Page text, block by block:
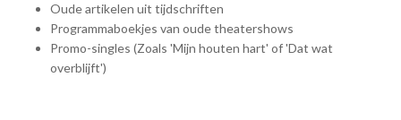
Oude artikelen uit tijdschriften
Programmaboekjes van oude theatershows
Promo-singles (Zoals 'Mijn houten hart' of 'Dat wat
overblijft')